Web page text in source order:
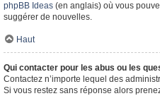
phpBB Ideas (en anglais) où vous
suggérer de nouvelles.
Haut
Qui contacter pour les abus ou les
Contactez n’importe lequel des
Si vous restez sans réponse alors